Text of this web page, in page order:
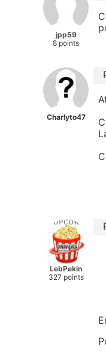
jpp59
8 points
Charlyto47
LebPekin
327 points